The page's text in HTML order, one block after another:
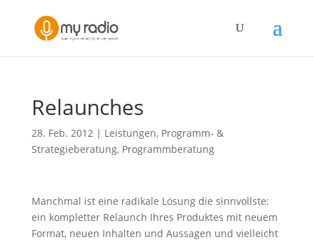
Relaunches
28. Feb. 2012| Leistungen, Programm- &
Strategieberatung, Programmberatung
Manchmal ist eine radikale Lösung die sinnvollste:
ein kompletter Relaunch Ihres Produktes mit neuem
Format, neuen Inhalten und Aussagen und vielleicht